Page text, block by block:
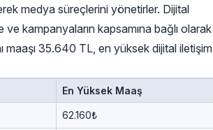
medya süreçlerini yönetirler. Dijital
ve kampanyaların kapsamına bağlı olarak
maaşı 35.640 TL, en yüksek dijital iletişim
En Yüksek Maaş
62.160₺